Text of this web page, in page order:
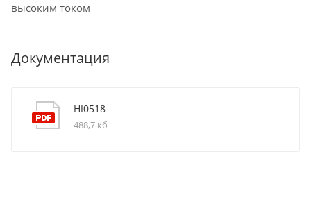
высоким током
Документация
HI0518
488,7 кб